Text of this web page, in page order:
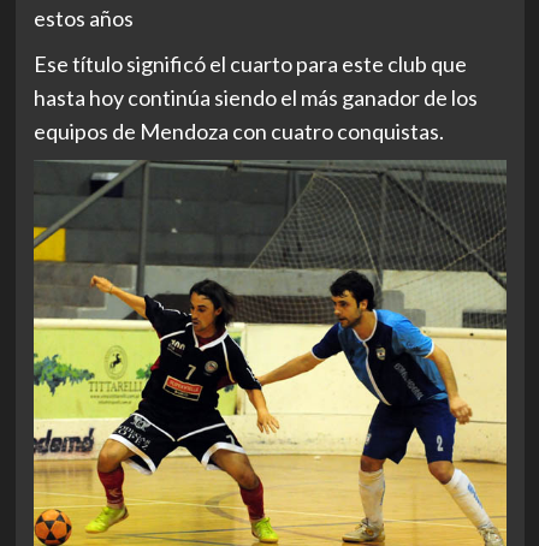
estos años
Ese título significó el cuarto para este club que
hasta hoy continúa siendo el más ganador de los
equipos de Mendoza con cuatro conquistas.